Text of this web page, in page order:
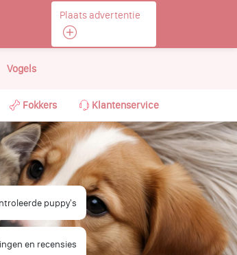
Plaats advertentie
Vogels
Fokkers Klantenservice
puppy's
en recensies